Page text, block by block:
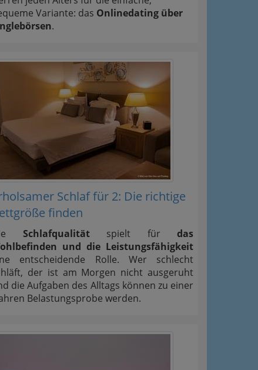
Variante: das Onlinedating über
.
Schlaf für 2: Die richtige
finden
Schlafqualitätspielt für das
und die Leistungsfähigkeit
entscheidende Rolle. Wer schlecht
der ist am Morgen nicht ausgeruht
die Aufgaben des Alltags können zu einer
Belastungsprobe werden.